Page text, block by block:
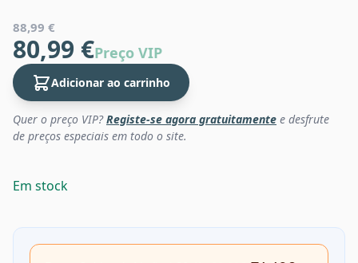
88,99 €
80,99 €Preço VIP
Adicionar ao carrinho
Quer o preço VIP?Registe-se agora gratuitamente e desfrute
de preços especiais em todo o site.
Em stock